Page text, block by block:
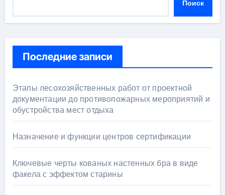
Поиск
Последние записи
Этапы лесохозяйственных работ от проектной
документации до противопожарных мероприятий и
обустройства мест отдыха
Назначение и функции центров сертификации
Ключевые черты кованых настенных бра в виде
факела с эффектом старины